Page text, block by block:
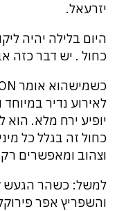
יזרעאל.
היום בלילה יהיה
כחול . יש דבר כזה
לאירוע נדיר
יופיע ירח מלא. הוא
כחול זה בגלל כל
וצהוב ומאפשרים
למשל: כשהר הגעש
והשפריץ אפר